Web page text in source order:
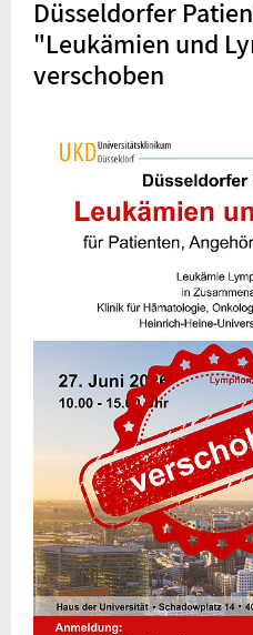
Düsseldorfer
"Leukämien und
verschoben